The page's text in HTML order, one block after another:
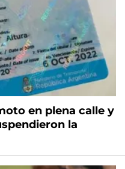
en plena calle y
la